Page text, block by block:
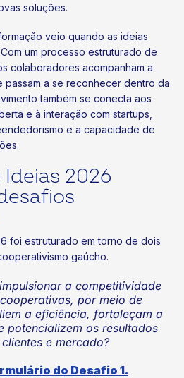
soluções.
veio quando as ideias
um processo estruturado de
colaboradores acompanham a
a se reconhecer dentro da
também se conecta aos
e à interação com startups,
e a capacidade de
2026
foi estruturado em torno de dois
gaúcho.
a competitividade
por meio de
a eficiência, fortaleçam a
potencializem os resultados
e mercado?
do Desafio 1.